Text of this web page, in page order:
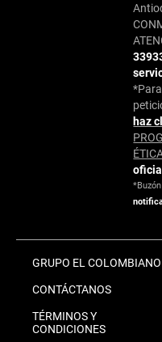
haz
GRUPO EL COLOMBIANO
CONTÁCTANOS
TÉRMINOS Y
CONDICIONES